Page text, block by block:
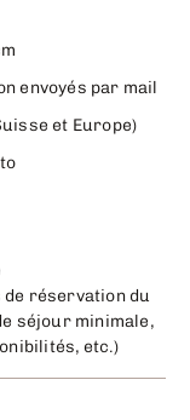
envoyés par mail
et Europe)
réservation du
séjour minimale,
etc.)